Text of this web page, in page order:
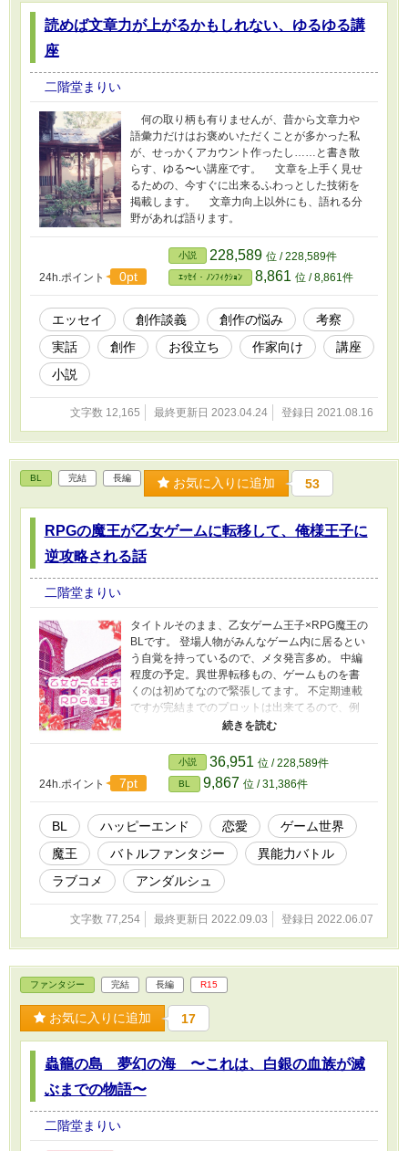
読めば文章力が上がるかもしれない、ゆるゆる講
座
二階堂まりい
何の取り柄も有りませんが、昔から文章力や
語彙力だけはお褒めいただくことが多かった私
が、せっかくアカウント作ったし……と書き散
らす、ゆる〜い講座です。 文章を上手く見せ
るための、今すぐに出来るふわっとした技術を
掲載します。 文章力向上以外にも、語れる分
野があれば語ります。
24h.ポイント 0pt
小説 228,589 位 / 228,589件
ｴｯｾｲ・ﾉﾝﾌｨｸｼｮﾝ 8,861 位 / 8,861件
エッセイ 創作談義 創作の悩み
考察
実話
創作 お役立ち 作家向け
講座
小説
文字数 12,165 最終更新日 2023.04.24 登録日 2021.08.16
BL 完結 長編 お気に入りに追加 53
RPGの魔王が乙女ゲームに転移して、俺様王子に
逆攻略される話
二階堂まりい
タイトルそのまま、乙女ゲーム王子×RPG魔王の
BLです。 登場人物がみんなゲーム内に居るとい
う自覚を持っているので、メタ発言多め。 中編
程度の予定。異世界転移もの、ゲームものを書
くのは初めてなので緊張してます。 不定期連載
ですが完結までのプロットは出来てるので、例
え何年かかろうとエタらないようには頑張りま
す(ﾟoﾟ;; また、タグに不備などありましたらご教
示ください。 他にも小説書いてますので、よけ
ればお楽しみくださいませ。
24h.ポイント
7pt
小説 36,951 位 / 228,589件
BL 9,867 位 / 31,386件
BL ハッピーエンド 恋愛
ゲーム世界
魔王
バトルファンタジー
異能力バトル
ラブコメ
アンダルシュ
文字数 77,254 最終更新日 2022.09.03 登録日 2022.06.07
ファンタジー 完結 長編 R15
お気に入りに追加 17
蟲籠の島 夢幻の海 〜これは、白銀の血族が滅
ぶまでの物語〜
二階堂まりい